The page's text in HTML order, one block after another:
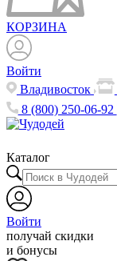
КОРЗИНА
Войти
Владивосток
8 (800) 250-06-92
Каталог
Войти
получай скидки
и бонусы